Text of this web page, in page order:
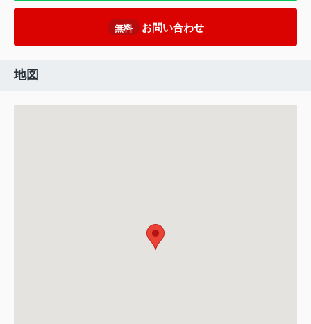
無料 お問い合わせ
地図